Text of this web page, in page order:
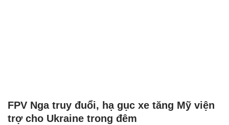
FPV Nga truy đuổi, hạ gục xe tăng Mỹ viện
trợ cho Ukraine trong đêm